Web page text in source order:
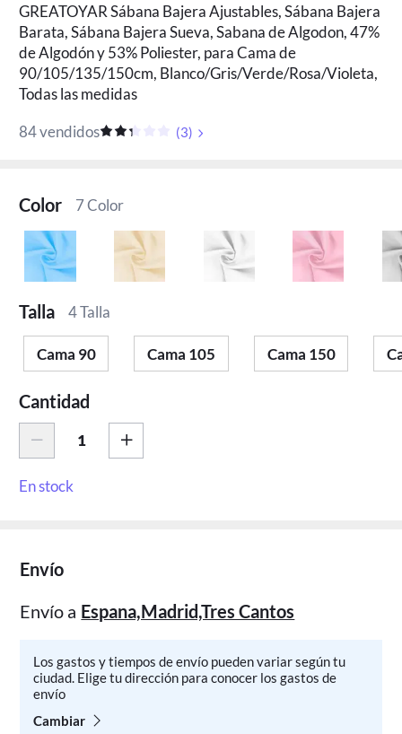
GREATOYAR Sábana Bajera Ajustables, Sábana Bajera
Barata, Sábana Bajera Sueva, Sabana de Algodon, 47%
de Algodón y 53% Poliester, para Cama de
90/105/135/150cm, Blanco/Gris/Verde/Rosa/Violeta,
Todas las medidas
84 vendidos
(3)
Color 7 Color
Talla 4 Talla
Cama 90 Cama 105 Cama 150
Cantidad
En stock
Envío
Envío a Espana,Madrid,Tres Cantos
Los gastos y tiempos de envío pueden variar según tu
ciudad. Elige tu dirección para conocer los gastos de
envío
Cambiar